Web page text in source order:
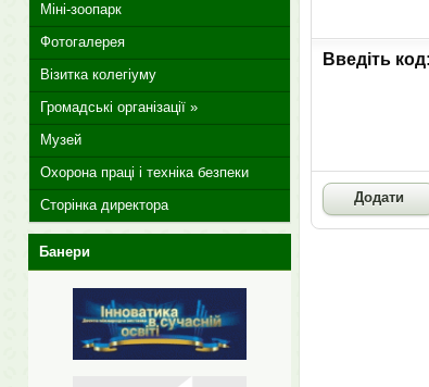
Введіть код:
Міні-зоопарк
Фотогалерея
Візитка колегіуму
Громадські організації »
Музей
Охорона праці і техніка безпеки
Сторінка директора
Банери